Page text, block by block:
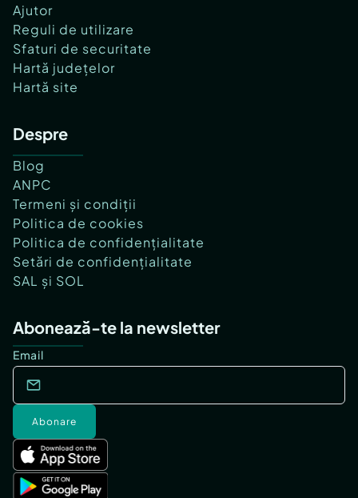
Ajutor
Reguli de utilizare
Sfaturi de securitate
Hartă județelor
Hartă site
Despre
Blog
ANPC
Termeni și condiții
Politica de cookies
Politica de confidențialitate
Setări de confidențialitate
SAL și SOL
Abonează-te la newsletter
Email
Abonare